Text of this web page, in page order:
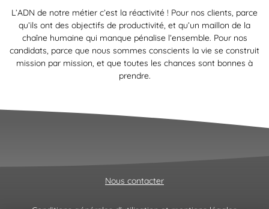
L’ADN de notre métier c’est la réactivité ! Pour nos clients, parce
qu’ils ont des objectifs de productivité, et qu’un maillon de la
chaîne humaine qui manque pénalise l’ensemble. Pour nos
candidats, parce que nous sommes conscients la vie se construit
mission par mission, et que toutes les chances sont bonnes à
prendre.
Nous contacter